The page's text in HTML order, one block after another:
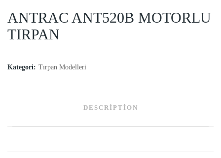
ANTRAC ANT520B MOTORLU
TIRPAN
Kategori: Tırpan Modelleri
DESCRIPTION